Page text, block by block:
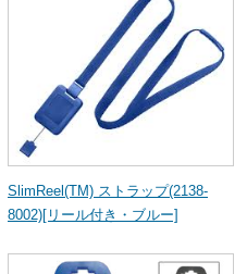
SlimReel(TM) ストラップ(2138-
8002)[リール付き・ブルー]